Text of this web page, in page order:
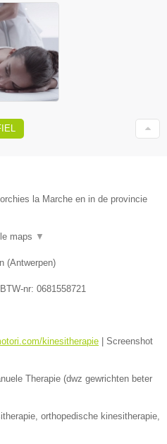
la Marche en in de provincie
maps ▼
(Antwerpen)
, BTW-nr: 0681558721
kinesitherapie | Screenshot
Therapie (dwz gewrichten beter
orthopedische kinesitherapie,